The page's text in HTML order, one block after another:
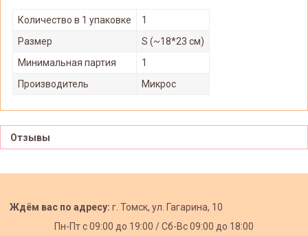
Количество в 1 упаковке
1
Размер
S (~18*23 см)
Минимальная партия
1
Производитель
Микрос
Отзывы
Ждём вас по адресу: г. Томск, ул. Гагарина, 10
Пн-Пт с09:00 до 19:00 /Сб-Вс 09:00 до 18:00